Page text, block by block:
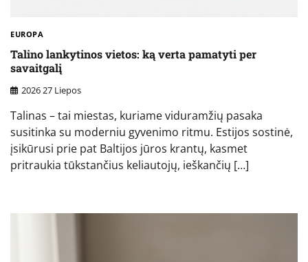
EUROPA
Talino lankytinos vietos: ką verta pamatyti per
savaitgalį
2026 27 Liepos
Talinas – tai miestas, kuriame viduramžių pasaka
susitinka su moderniu gyvenimo ritmu. Estijos sostinė,
įsikūrusi prie pat Baltijos jūros krantų, kasmet
pritraukia tūkstančius keliautojų, ieškančių […]